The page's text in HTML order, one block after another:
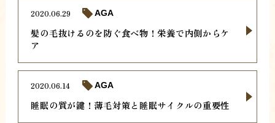
髪の毛抜けるのを防ぐ食べ物！栄養で内側からケ
ア
2020.06.29 AGA
睡眠の質が鍵！薄毛対策と睡眠サイクルの重要性
2020.06.14 AGA